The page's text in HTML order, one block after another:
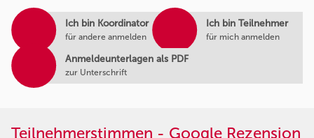
Ich bin Koordinator
für andere anmelden
Ich bin Teilnehmer
für mich anmelden
Anmeldeunterlagen als PDF
zur Unterschrift
Teilnehmerstimmen - Google Rezension